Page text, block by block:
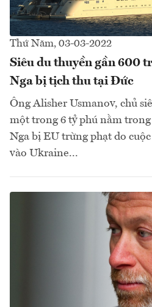
Thứ Năm, 03-03-2022
Siêu du thuyền gần 600
Nga bị tịch thu tại Đức
Ông Alisher Usmanov, chủ
một trong 6 tỷ phú nằm
Nga bị EU trừng phạt do
vào Ukraine...